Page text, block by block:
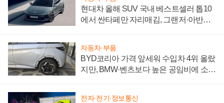
현대차 올해 SUV 국내 베스트셀러 톱10
에서 싼타페만 자리매김, 그랜저·아반떼
자동차·부품
BYD코리아 가격 앞세워 수입차 4위 올랐
지만, BMW·벤츠보다 높은 공임비에 소비
전자·전기·정보통신